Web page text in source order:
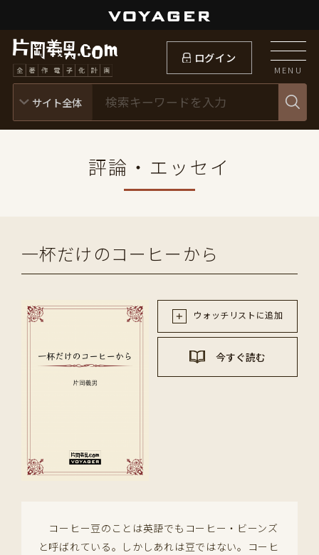
ログイン
MENU
評論・エッセイ
一杯だけのコーヒーから
ウォッチリストに追加
今すぐ読む
コーヒー豆のことは英語でもコーヒー・ビーンズ
と呼ばれている。しかしあれは豆ではない。コーヒ